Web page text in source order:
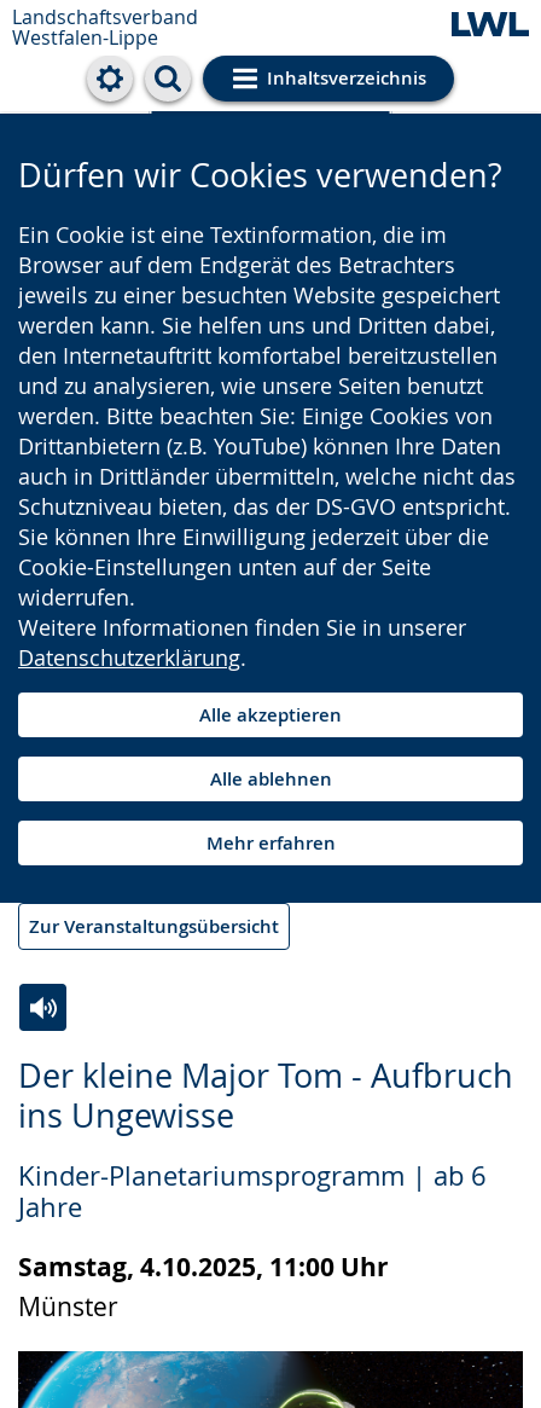
Landschaftsverband
Westfalen-Lippe
Inhaltsverzeichnis
Cookie-Einstellungen
Dürfen wir Cookies verwenden?
Ein Cookie ist eine Textinformation, die im
Browser auf dem Endgerät des Betrachters
jeweils zu einer besuchten Website gespeichert
werden kann. Sie helfen uns und Dritten dabei,
den Internetauftritt komfortabel bereitzustellen
und zu analysieren, wie unsere Seiten benutzt
werden. Bitte beachten Sie: Einige Cookies von
Drittanbietern (z.B. YouTube) können Ihre Daten
auch in Drittländer übermitteln, welche nicht das
Schutzniveau bieten, das der DS-GVO entspricht.
Sie können Ihre Einwilligung jederzeit über die
Cookie-Einstellungen unten auf der Seite
widerrufen.
Weitere Informationen finden Sie in unserer
Datenschutzerklärung.
Alle akzeptieren
Alle ablehnen
Mehr erfahren
Zur Veranstaltungsübersicht
Der kleine Major Tom - Aufbruch
ins Ungewisse
Kinder-Planetariumsprogramm | ab 6
Jahre
Samstag, 4.10.2025, 11:00 Uhr
Münster
Leichten
Sprache
Audio-
Unterstützung.
Video
in
Gebärdensprache
wird
angezeigt.